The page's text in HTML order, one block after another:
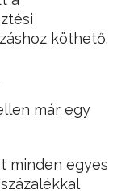
köthető.
már egy
minden egyes